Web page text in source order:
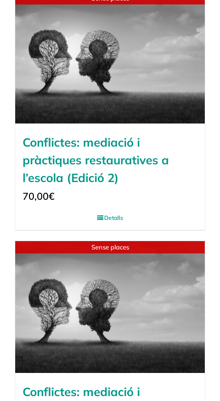
Conflictes: mediació i
pràctiques restauratives a
l’escola (Edició 2)
70,00€
Detalls
Sense places
Conflictes: mediació i